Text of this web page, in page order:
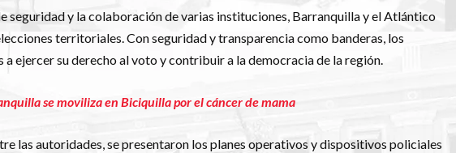
seguridad y la colaboración de varias instituciones, Barranquilla y el Atlántico
territoriales. Con seguridad y transparencia como banderas, los
a ejercer su derecho al voto y contribuir a la democracia de la región.
se moviliza en Biciquilla por el cáncer de mama
las autoridades, se presentaron los planes operativos y dispositivos policiales